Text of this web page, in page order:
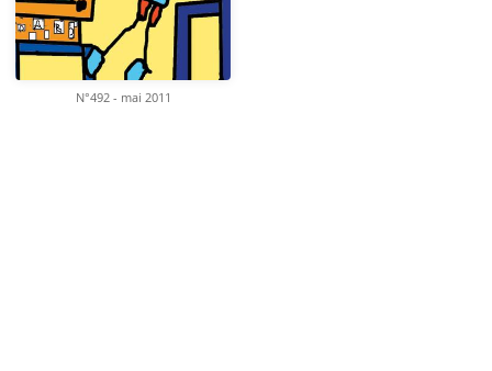
N°492 - mai 2011